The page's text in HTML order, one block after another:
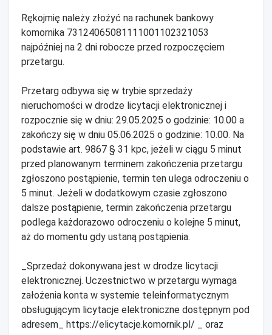
Rękojmię należy złożyć na rachunek bankowy
komornika 73124065081111001102321053
najpóźniej na 2 dni robocze przed rozpoczęciem
przetargu.
Przetarg odbywa się w trybie sprzedaży
nieruchomości w drodze licytacji elektronicznej i
rozpocznie się w dniu: 29.05.2025 o godzinie: 10.00 a
zakończy się w dniu 05.06.2025 o godzinie: 10.00. Na
podstawie art. 9867 § 31 kpc, jeżeli w ciągu 5 minut
przed planowanym terminem zakończenia przetargu
zgłoszono postąpienie, termin ten ulega odroczeniu o
5 minut. Jeżeli w dodatkowym czasie zgłoszono
dalsze postąpienie, termin zakończenia przetargu
podlega każdorazowo odroczeniu o kolejne 5 minut,
aż do momentu gdy ustaną postąpienia.
_Sprzedaż dokonywana jest w drodze licytacji
elektronicznej. Uczestnictwo w przetargu wymaga
założenia konta w systemie teleinformatycznym
obsługującym licytacje elektroniczne dostępnym pod
adresem_ https://elicytacje.komornik.pl/ _ oraz